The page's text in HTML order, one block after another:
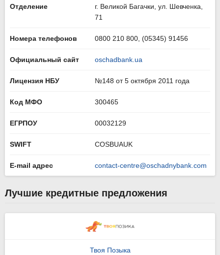
Отделение
г. Великой Багачки, ул. Шевченка,
71
Номера телефонов 0800 210 800, (05345) 91456
Официальный сайт oschadbank.ua
Лицензия НБУ №148 от 5 октября 2011 года
Код МФО 300465
ЕГРПОУ 00032129
SWIFT COSBUAUK
E-mail адрес contact-centre@oschadnybank.com
Лучшие кредитные предложения
Твоя Позыка